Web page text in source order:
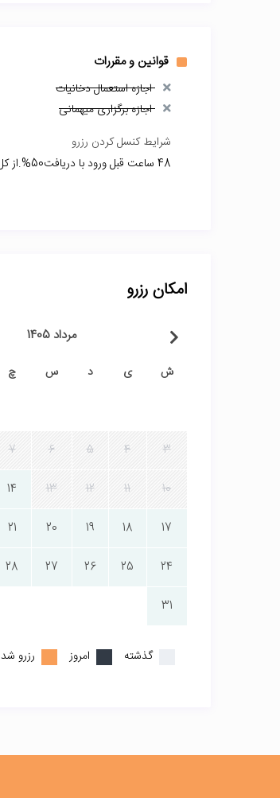
قوانین و مقررات
اجازه استعمال دخانیات
اجازه برگزاری میهمانی
شرایط کنسل کردن رزرو
48 ساعت قبل ورود با دریافت50%.از کل وجه و 72 ساعت قبل ورود با دریافت 35% از کل وجه و دو روز قبل ورود کنسلی ندارد
امکان رزرو
مرداد 1405
ش ی د س چ
3
4
5
6
7
10
11
12
13
14
17
18
19
20
21
24
25
26
27
28
31
گذشته امروز رزرو شد